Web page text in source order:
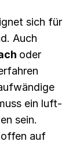
sich für
Auch
oder
ein luft-
sein.
offen auf